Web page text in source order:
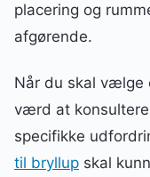
placering og
afgørende.
Når du skal vælge
værd at
specifikke
til bryllup skal